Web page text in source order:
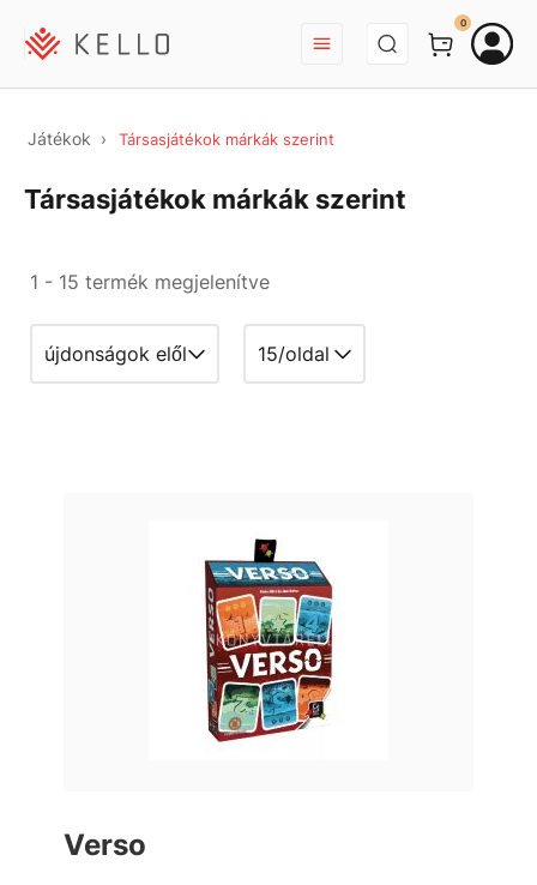
BEJELENTKEZÉS
0
Játékok Társasjátékok márkák szerint
Társasjátékok márkák szerint
1 - 15 termék megjelenítve
Verso